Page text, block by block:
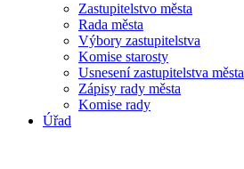
Zastupitelstvo města
Rada města
Výbory zastupitelstva
Komise starosty
Usnesení zastupitelstva města
Zápisy rady města
Komise rady
Úřad